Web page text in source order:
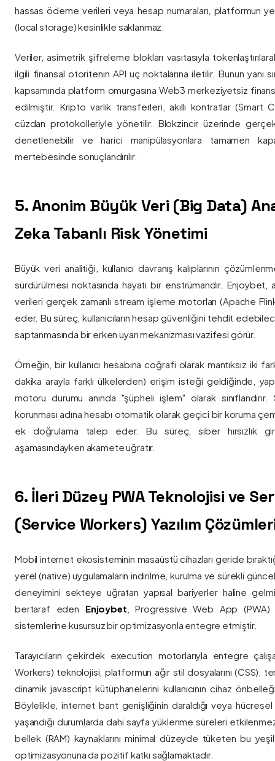
hassas ödeme verileri veya hesap numaraları, platformun
(local storage) kesinlikle saklanmaz.
Veriler, asimetrik şifreleme blokları vasıtasıyla
ilgili finansal otoritenin API uç noktalarına iletilir. Bunun yanı
kapsamında platform omurgasına Web3 merkeziyetsiz
edilmiştir. Kripto varlık transferleri, akıllı kontratlar (Smart
cüzdan protokolleriyle yönetilir. Blokzincir üzerinde
denetlenebilir ve harici manipülasyonlara tamamen
mertebesinde sonuçlandırılır.
5. Anonim Büyük Veri (Big Data)
Zeka Tabanlı Risk Yönetimi
Büyük veri analitiği, kullanıcı davranış kalıplarının
sürdürülmesi noktasında hayati bir enstrümandır. Enjoybet,
verileri gerçek zamanlı stream işleme motorları (Apache Flink
eder. Bu süreç, kullanıcıların hesap güvenliğini tehdit
saptanmasında bir erken uyarı mekanizması vazifesi görür.
Örneğin, bir kullanıcı hesabına coğrafi olarak mantıksız iki
dakika arayla farklı ülkelerden) erişim isteği geldiğinde,
motoru durumu anında "şüpheli işlem" olarak sınıflandırır.
korunması adına hesabı otomatik olarak geçici bir koruma
ek doğrulama talep eder. Bu süreç, siber hırsızlık
aşamasındayken akamete uğratır.
6. İleri Düzey PWA Teknolojisi ve
(Service Workers) Yazılım
Mobil internet ekosisteminin masaüstü cihazları geride
yerel (native) uygulamaların indirilme, kurulma ve sürekli
deneyimini sekteye uğratan yapısal bariyerler haline
bertaraf eden Enjoybet , Progressive Web App (PWA)
sistemlerine kusursuz bir optimizasyonla entegre etmiştir.
Tarayıcıların çekirdek execution motorlarıyla entegre
Workers) teknolojisi, platformun ağır stil dosyalarını (CSS),
dinamik javascript kütüphanelerini kullanıcının cihaz
Böylelikle, internet bant genişliğinin daraldığı veya
yaşandığı durumlarda dahi sayfa yüklenme süreleri
bellek (RAM) kaynaklarını minimal düzeyde tüketen bu yeşil
optimizasyonuna da pozitif katkı sağlamaktadır.